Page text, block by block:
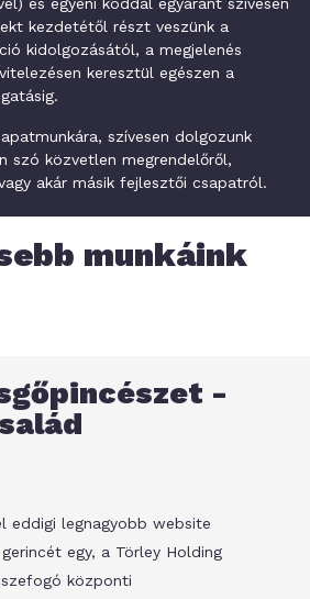
kezdetétől részt veszünk a
kidolgozásától, a megjelenés
keresztül egészen a
szívesen dolgozunk
szó közvetlen megrendelőről,
akár másik fejlesztői csapatról.
munkáink
-
eddigi legnagyobb website
egy, a Törley Holding
központi